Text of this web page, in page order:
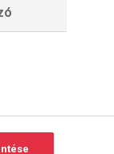
mert
sem
a